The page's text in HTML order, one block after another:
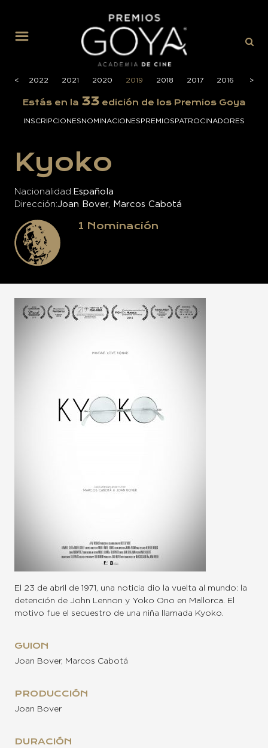
<
< 2022 2021 2020 2019 2018 2017 2016 2015
>
>
Estás en la 33edición de los Premios Goya
INSCRIPCIONESNOMINACIONESPREMIOSPATROCINADORES
Kyoko
Nacionalidad Española
Dirección Joan Bover, Marcos Cabotá
1 Nominación
El 23 de abril de 1971, una noticia dio la vuelta al mundo: la
detención de John Lennon y Yoko Ono en Mallorca. El
motivo fue el secuestro de una niña llamada Kyoko.
GUION
Joan Bover, Marcos Cabotá
PRODUCCIÓN
Joan Bover
DURACIÓN